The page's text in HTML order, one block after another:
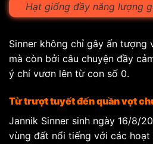
Hạt giống đầy năng lượng
Sinner không chỉ gây ấn tượng
mà còn bởi câu chuyện đầy
ý chí vươn lên từ con số 0.
Từ trượt tuyết đến quần vợt
Jannik Sinner sinh ngày 16/8/
vùng đất nổi tiếng với các hoạt